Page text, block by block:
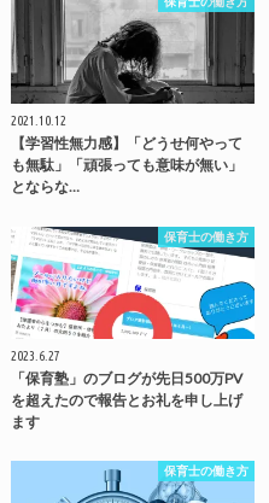
2021.10.12
【学習性無力感】「どうせ何やって
も無駄」「頑張っても意味が無い」
とならな…
保育士の働き方
2023.6.27
「保育塾」のブログが先日500万PV
を超えたので報告とお礼を申し上げ
ます
保育士の働き方